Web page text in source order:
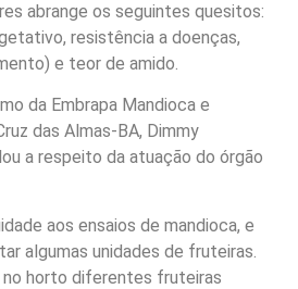
abrange os seguintes quesitos:
resistência a doenças,
e teor de amido.
da Embrapa Mandioca e
das Almas-BA, Dimmy
a respeito da atuação do órgão
aos ensaios de mandioca, e
algumas unidades de fruteiras.
horto diferentes fruteiras